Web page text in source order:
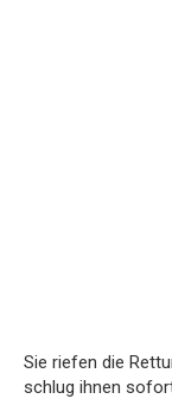
Sie riefen die
schlug ihnen